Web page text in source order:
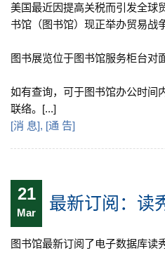
美国最近因提高关税而引发全球
书馆（图书馆）现正举办贸易战
图书展览位于图书馆服务柜台对
如有查询，可于图书馆办公时间
联络。[...]
[消 息], [通 告]
21
Mar 最新订阅：读
图书馆最新订阅了电子数据库读